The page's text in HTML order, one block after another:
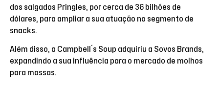
dos salgados Pringles, por cerca de 36 bilhões de
dólares, para ampliar a sua atuação no segmento de
snacks.
Além disso, a Campbell´s Soup adquiriu a Sovos Brands,
expandindo a sua influência para o mercado de molhos
para massas.